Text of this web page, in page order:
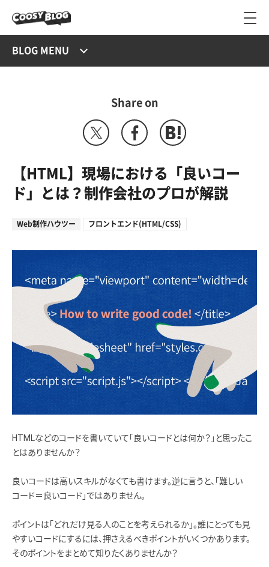
BLOG MENU
Share on
【HTML】現場における「良いコー
ド」とは？制作会社のプロが解説
Web制作ハウツー フロントエンド(HTML/CSS)
HTMLなどのコードを書いていて「良いコードとは何か？」と思ったこ
とはありませんか？
良いコードは高いスキルがなくても書けます。逆に言うと、「難しい
コード＝良いコード」ではありません。
ポイントは「どれだけ見る人のことを考えられるか」。誰にとっても見
やすいコードにするには、押さえるべきポイントがいくつかあります。
そのポイントをまとめて知りたくありませんか？